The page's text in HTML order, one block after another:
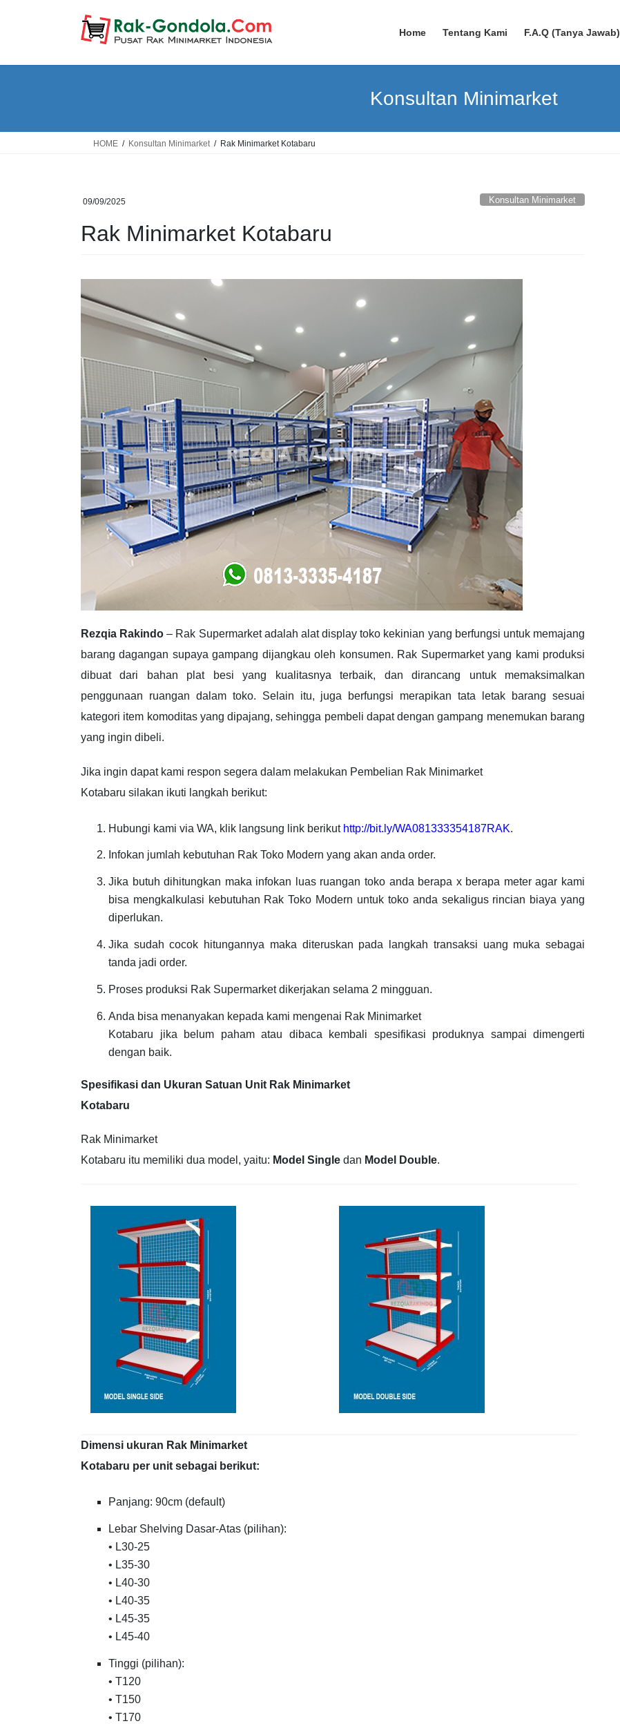
Home Tentang Kami F.A.Q (Tanya Jawab)
Konsultan Minimarket
HOME Konsultan Minimarket Rak Minimarket Kotabaru
09/09/2025 Konsultan Minimarket
Rak Minimarket Kotabaru
Rezqia Rakindo – Rak Supermarket adalah alat display toko kekinian yang berfungsi untuk memajang
barang dagangan supaya gampang dijangkau oleh konsumen. Rak Supermarket yang kami produksi
dibuat dari bahan plat besi yang kualitasnya terbaik, dan dirancang untuk memaksimalkan
penggunaan ruangan dalam toko. Selain itu, juga berfungsi merapikan tata letak barang sesuai
kategori item komoditas yang dipajang, sehingga pembeli dapat dengan gampang menemukan barang
yang ingin dibeli.
Jika ingin dapat kami respon segera dalam melakukan Pembelian Rak Minimarket
Kotabaru silakan ikuti langkah berikut:
Hubungi kami via WA, klik langsung link berikut http://bit.ly/WA081333354187RAK.
Infokan jumlah kebutuhan Rak Toko Modern yang akan anda order.
Jika butuh dihitungkan maka infokan luas ruangan toko anda berapa x berapa meter agar kami
bisa mengkalkulasi kebutuhan Rak Toko Modern untuk toko anda sekaligus rincian biaya yang
diperlukan.
Jika sudah cocok hitungannya maka diteruskan pada langkah transaksi uang muka sebagai
tanda jadi order.
Proses produksi Rak Supermarket dikerjakan selama 2 mingguan.
Anda bisa menanyakan kepada kami mengenai Rak Minimarket
Kotabaru jika belum paham atau dibaca kembali spesifikasi produknya sampai dimengerti
dengan baik.
Spesifikasi dan Ukuran Satuan Unit Rak Minimarket
Kotabaru
Rak Minimarket
Kotabaru itu memiliki dua model, yaitu: Model Single dan Model Double.
Dimensi ukuran Rak Minimarket
Kotabaru per unit sebagai berikut:
Panjang: 90cm (default)
Lebar Shelving Dasar-Atas (pilihan):
• L30-25
• L35-30
• L40-30
• L40-35
• L45-35
• L45-40
Tinggi (pilihan):
• T120
• T150
• T170